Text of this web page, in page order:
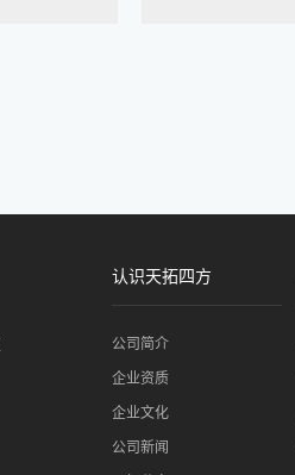
认识天拓四方
公司简介
企业资质
企业文化
公司新闻